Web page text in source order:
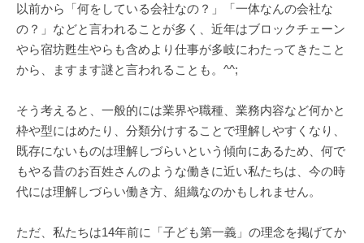
以前から「何をしている会社なの？」「一体なんの会社な
の？」などと言われることが多く、近年はブロックチェーン
やら宿坊甦生やらも含めより仕事が多岐にわたってきたこと
から、ますます謎と言われることも。^^;
そう考えると、一般的には業界や職種、業務内容など何かと
枠や型にはめたり、分類分けすることで理解しやすくなり、
既存にないものは理解しづらいという傾向にあるため、何で
もやる昔のお百姓さんのような働きに近い私たちは、今の時
代には理解しづらい働き方、組織なのかもしれません。
ただ、私たちは14年前に「子ども第一義」の理念を掲げてか